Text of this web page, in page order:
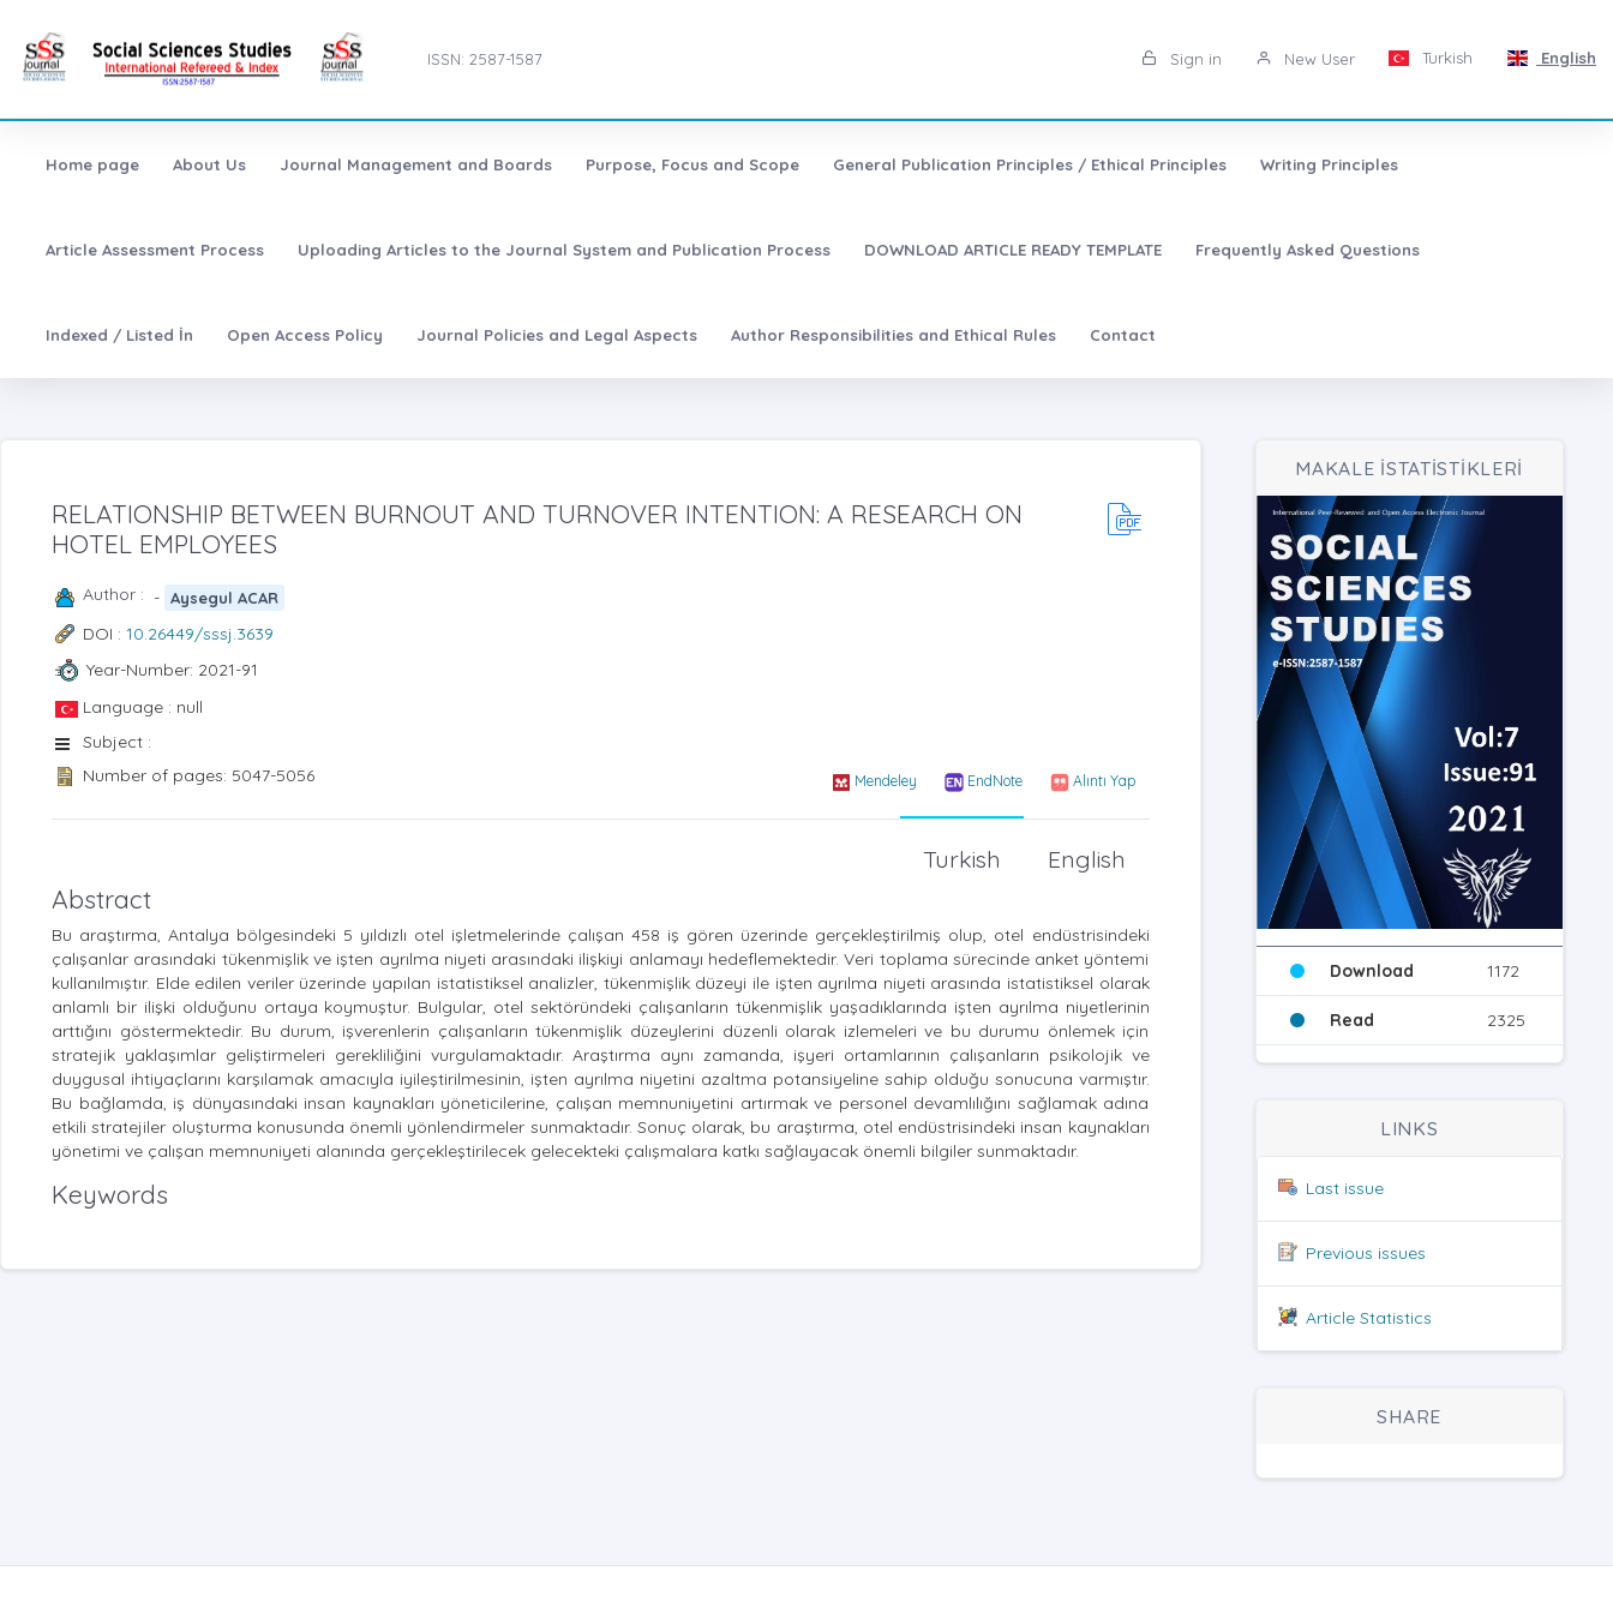
ISSN: 2587-1587 Sign in New User Turkish English
Home page About Us Journal Management and Boards Purpose, Focus and Scope General Publication Principles / Ethical Principles Writing Principles
Article Assessment Process Uploading Articles to the Journal System and Publication Process DOWNLOAD ARTICLE READY TEMPLATE Frequently Asked Questions
Indexed / Listed İn Open Access Policy Journal Policies and Legal Aspects Author Responsibilities and Ethical Rules Contact
RELATIONSHIP BETWEEN BURNOUT AND TURNOVER INTENTION: A RESEARCH ON
HOTEL EMPLOYEES
Author : - Aysegul ACAR
DOI : 10.26449/sssj.3639
Year-Number: 2021-91
Language : null
Subject :
Number of pages: 5047-5056
Mendeley EndNote Alıntı Yap
English
Turkish
Abstract
Bu araştırma, Antalya bölgesindeki 5 yıldızlı otel işletmelerinde çalışan 458 iş gören üzerinde gerçekleştirilmiş olup, otel endüstrisindeki
çalışanlar arasındaki tükenmişlik ve işten ayrılma niyeti arasındaki ilişkiyi anlamayı hedeflemektedir. Veri toplama sürecinde anket yöntemi
kullanılmıştır. Elde edilen veriler üzerinde yapılan istatistiksel analizler, tükenmişlik düzeyi ile işten ayrılma niyeti arasında istatistiksel olarak
anlamlı bir ilişki olduğunu ortaya koymuştur. Bulgular, otel sektöründeki çalışanların tükenmişlik yaşadıklarında işten ayrılma niyetlerinin
arttığını göstermektedir. Bu durum, işverenlerin çalışanların tükenmişlik düzeylerini düzenli olarak izlemeleri ve bu durumu önlemek için
stratejik yaklaşımlar geliştirmeleri gerekliliğini vurgulamaktadır. Araştırma aynı zamanda, işyeri ortamlarının çalışanların psikolojik ve
duygusal ihtiyaçlarını karşılamak amacıyla iyileştirilmesinin, işten ayrılma niyetini azaltma potansiyeline sahip olduğu sonucuna varmıştır.
Bu bağlamda, iş dünyasındaki insan kaynakları yöneticilerine, çalışan memnuniyetini artırmak ve personel devamlılığını sağlamak adına
etkili stratejiler oluşturma konusunda önemli yönlendirmeler sunmaktadır. Sonuç olarak, bu araştırma, otel endüstrisindeki insan kaynakları
yönetimi ve çalışan memnuniyeti alanında gerçekleştirilecek gelecekteki çalışmalara katkı sağlayacak önemli bilgiler sunmaktadır.
Keywords
MAKALE İSTATİSTİKLERİ
Download 1172
Read 2325
LINKS
Last issue
Previous issues
Article Statistics
SHARE